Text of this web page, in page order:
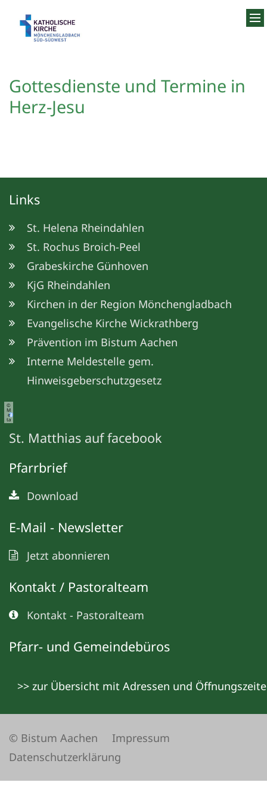
Gottesdienste und Termine in
Herz-Jesu
Links
St. Helena Rheindahlen
St. Rochus Broich-Peel
Grabeskirche Günhoven
KjG Rheindahlen
Kirchen in der Region Mönchengladbach
Evangelische Kirche Wickrathberg
Prävention im Bistum Aachen
Interne Meldestelle gem.
Hinweisgeberschutzgesetz
©
M
e
ta
St. Matthias auf facebook
Pfarrbrief
Download
E-Mail - Newsletter
Jetzt abonnieren
Kontakt / Pastoralteam
Kontakt - Pastoralteam
Pfarr- und Gemeindebüros
>> zur Übersicht mit Adressen und
© Bistum Aachen
Impressum
Datenschutzerklärung